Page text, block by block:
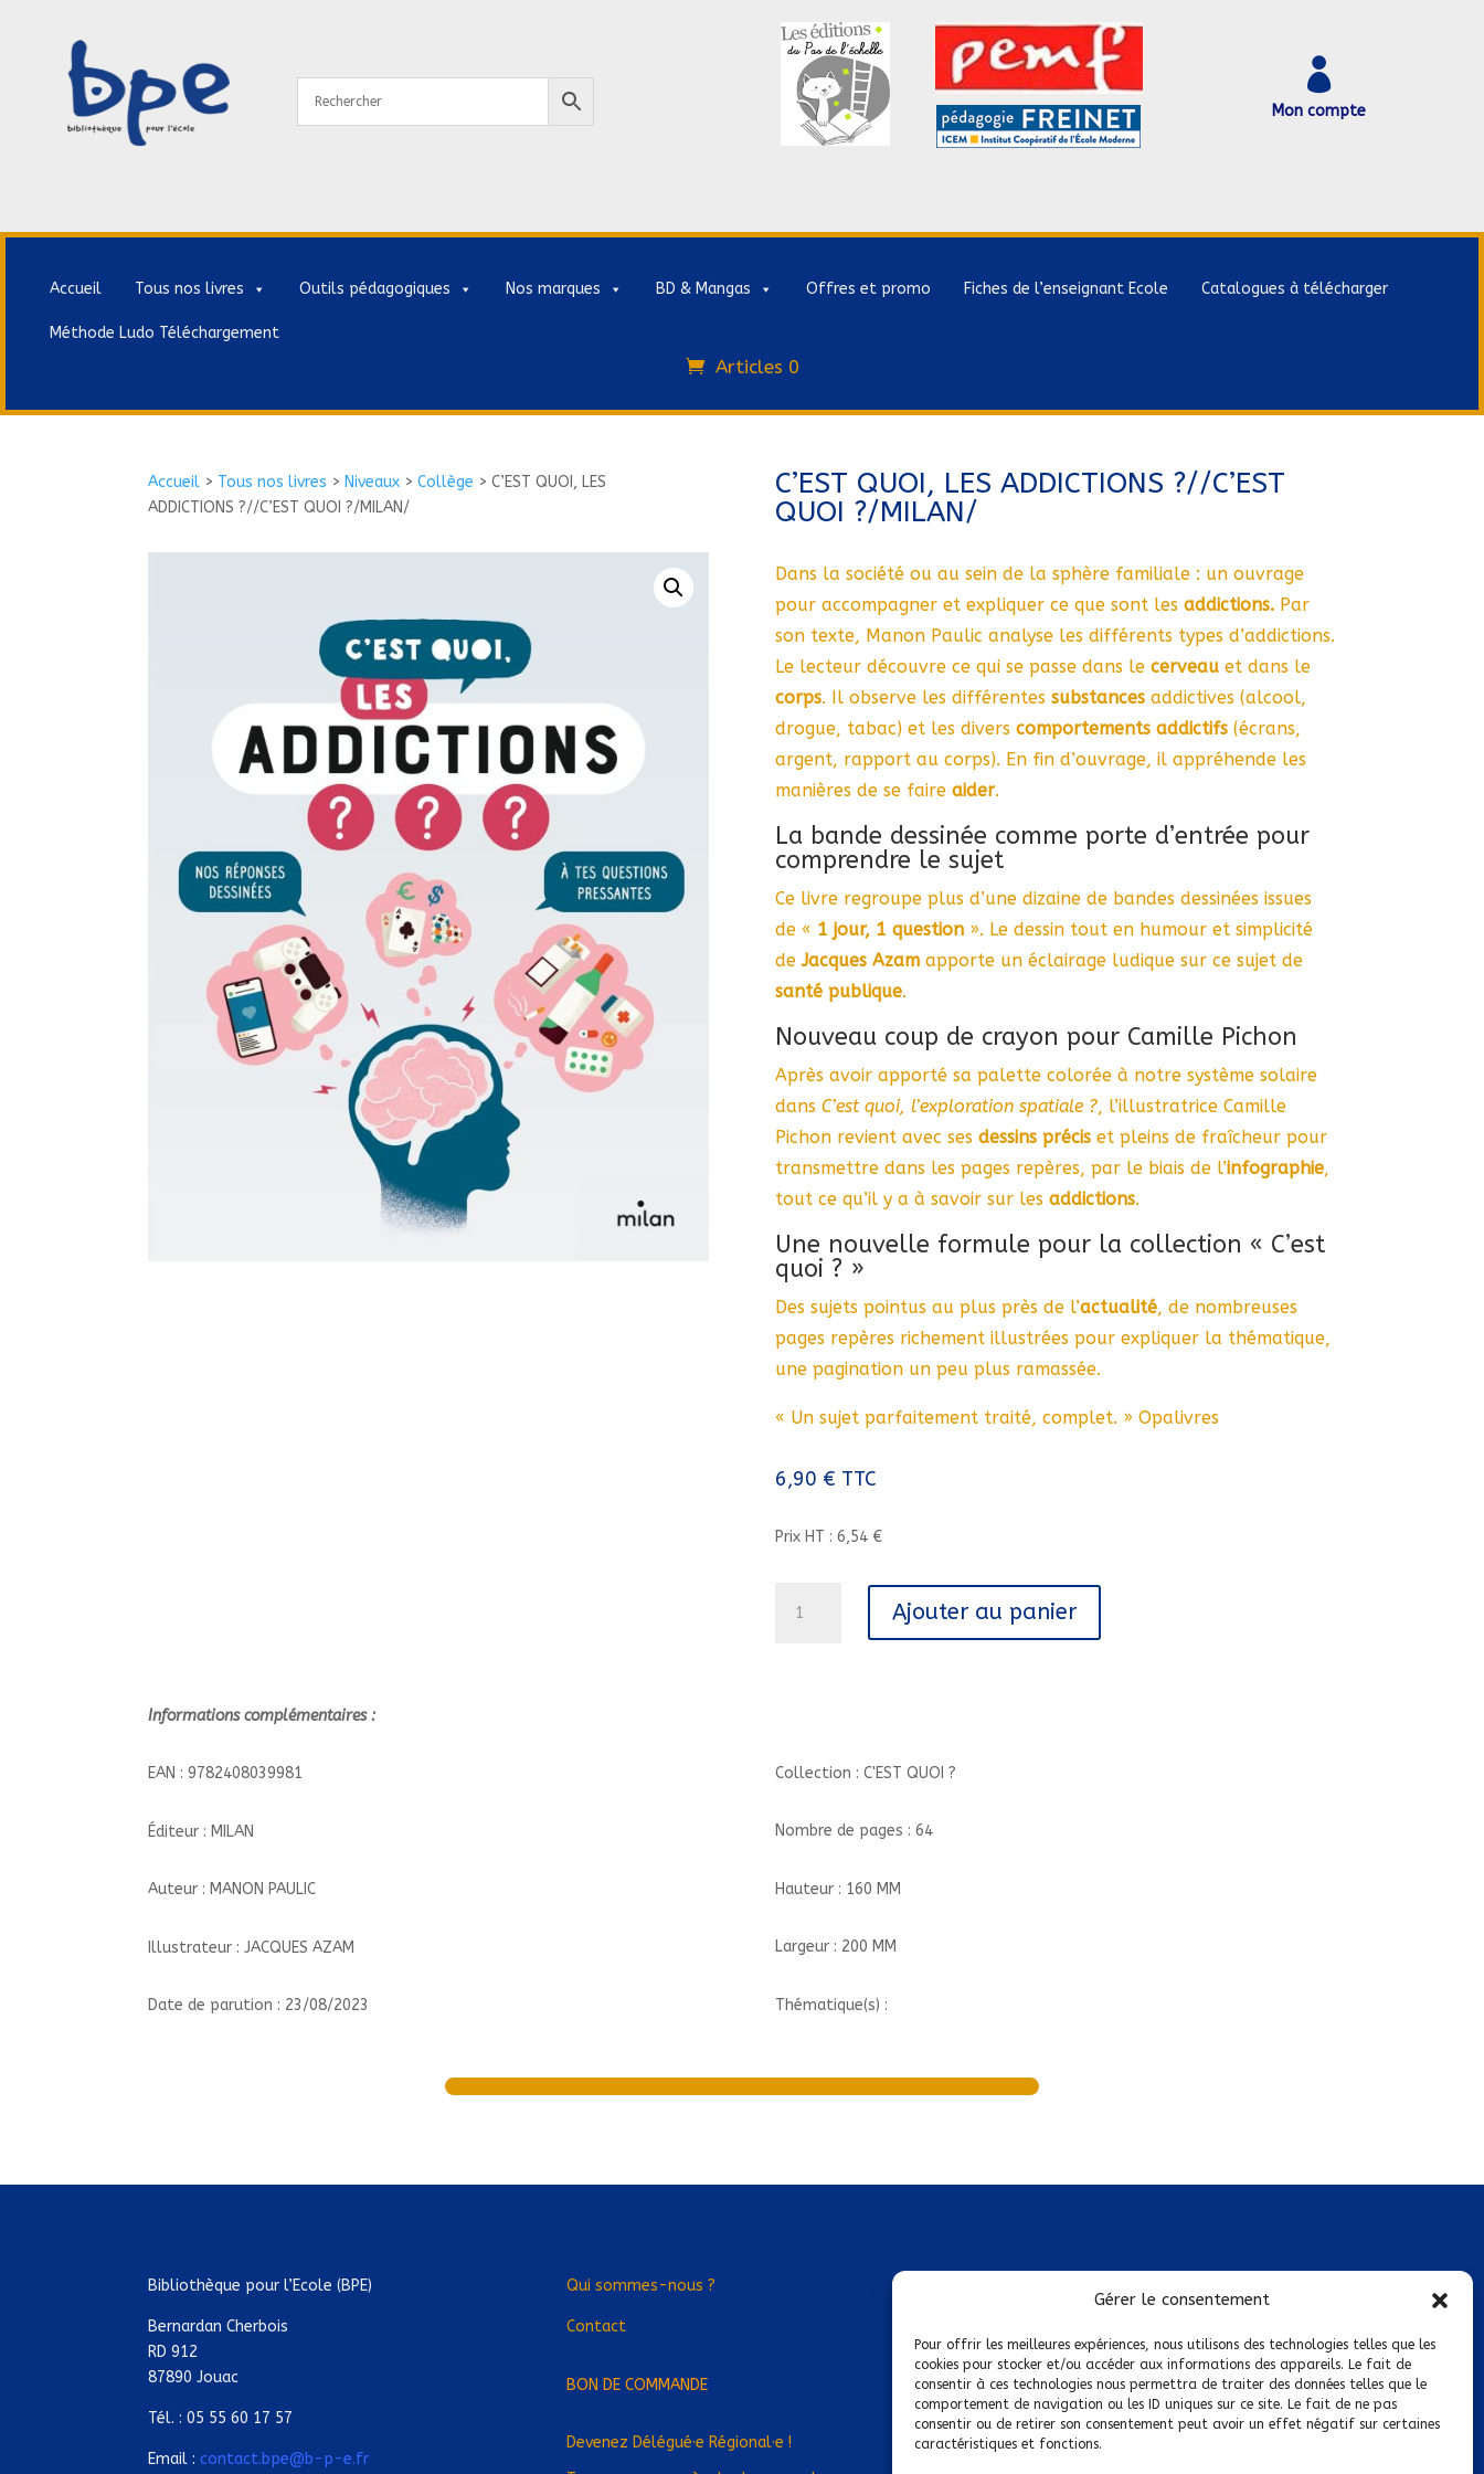
Gérer le consentement
Pour offrir les meilleures expériences, nous utilisons des technologies telles que les
cookies pour stocker et/ou accéder aux informations des appareils. Le fait de
consentir à ces technologies nous permettra de traiter des données telles que le
comportement de navigation ou les ID uniques sur ce site. Le fait de ne pas
consentir ou de retirer son consentement peut avoir un effet négatif sur certaines
caractéristiques et fonctions.

Mon compte
Accueil Tous nos livres Outils pédagogiques Nos marques BD & Mangas Offres et promo Fiches de l’enseignant Ecole Catalogues à télécharger
Méthode Ludo Téléchargement
Articles 0
Accueil > Tous nos livres > Niveaux >Collège >C’EST QUOI, LES
ADDICTIONS ?//C’EST QUOI ?/MILAN/
C’EST QUOI, LES ADDICTIONS ?//C’EST
QUOI ?/MILAN/
Dans la société ou au sein de la sphère familiale : un ouvrage
pour accompagner et expliquer ce que sont les addictions. Par
son texte, Manon Paulic analyse les différents types d’addictions.
Le lecteur découvre ce qui se passe dans le cerveau et dans le
corps. Il observe les différentes substances addictives (alcool,
drogue, tabac) et les divers comportements addictifs(écrans,
argent, rapport au corps). En fin d’ouvrage, il appréhende les
manières de se faire aider.
La bande dessinée comme porte d’entrée pour
comprendre le sujet
Ce livre regroupe plus d’une dizaine de bandes dessinées issues
de « 1 jour, 1 question». Le dessin tout en humour et simplicité
deJacques Azamapporte un éclairage ludique sur ce sujet de
santé publique.
Nouveau coup de crayon pour Camille Pichon
Après avoir apporté sa palette colorée à notre système solaire
dans C’est quoi, l’exploration spatiale ?, l’illustratrice Camille
Pichon revient avec ses dessins préciset pleins de fraîcheur pour
transmettre dans les pages repères, par le biais de l’infographie,
tout ce qu’il y a à savoir sur les addictions.
Une nouvelle formule pour la collection « C’est
quoi ? »
Des sujets pointus au plus près de l’actualité, de nombreuses
pages repères richement illustrées pour expliquer la thématique,
une pagination un peu plus ramassée.
« Un sujet parfaitement traité, complet. » Opalivres
6,90 € TTC
Prix HT : 6,54 €
?/MILAN/
Ajouter au panier
Informations complémentaires :
EAN : 9782408039981
Éditeur : MILAN
Auteur : MANON PAULIC
Illustrateur : JACQUES AZAM
Date de parution : 23/08/2023
Collection : C'EST QUOI ?
Nombre de pages : 64
Hauteur : 160 MM
Largeur : 200 MM
Thématique(s) :
Bibliothèque pour l’Ecole (BPE)
Bernardan Cherbois
RD 912
87890 Jouac
Tél. : 05 55 60 17 57
Email : contact.bpe@b-p-e.fr
Qui sommes-nous ?
Contact
BON DE COMMANDE
Devenez Délégué·e Régional·e !
Politique de confidentialité
Politique de cookies
Nous suivre sur :